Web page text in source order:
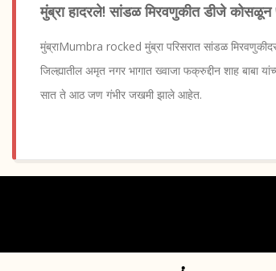
मुंब्रा हादरले! सांडळ मिरवणुकीत डीजे
मुंब्राMumbra rocked मुंब्रा परिसरात सांडळ
जिल्ह्यातील अमृत नगर भागात ख्वाजा फक्रुद्दीन शाह बाबा
सात ते आठ जण गंभीर जखमी झाले आहेत.